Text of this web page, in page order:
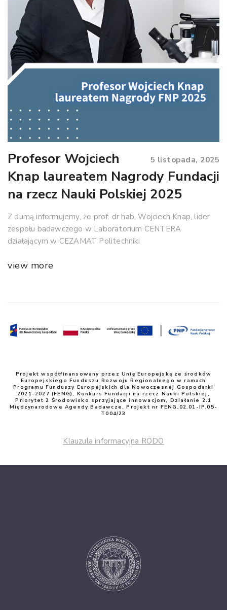
5 listopada, 2025
Profesor Wojciech
Knap laureatem Nagrody Fundacji
na rzecz Nauki Polskiej 2025
Z dumą informujemy, że prof. dr hab. Wojciech Knap, lider
zespołu badawczego w Laboratorium CENTERA
działającym w CEZAMAT Politechniki
view more
Projekt współfinansowany przez Unię Europejską ze środków
Europejskiego Funduszu Rozwoju Regionalnego w ramach
Programu Funduszy Europejskich dla Nowoczesnej Gospodarki
2021–2027 (FENG), Konkurs Fundacji na rzecz Nauki Polskiej,
Priorytet 2 Środowisko sprzyjające innowacjom, Działanie 2.1
Międzynarodowe Agendy Badawcze. Projekt nr FENG.02.01-IP.05-
T004/23
Klauzula informacyjna RODO